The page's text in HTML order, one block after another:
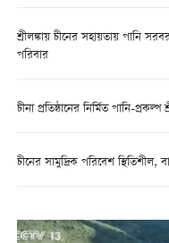
শ্রীলঙ্কায় চীনের সহায়তায় পানি
পরিবার
চীনা প্রতিষ্ঠানের নির্মিত পানি-
চীনের সামুদ্রিক পরিবেশ স্থিতিশীল,